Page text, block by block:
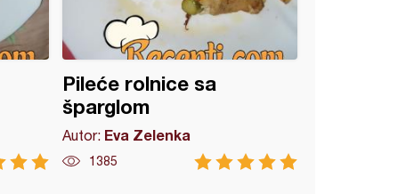
Pileće rolnice sa
šparglom
Autor: Eva Zelenka
1385